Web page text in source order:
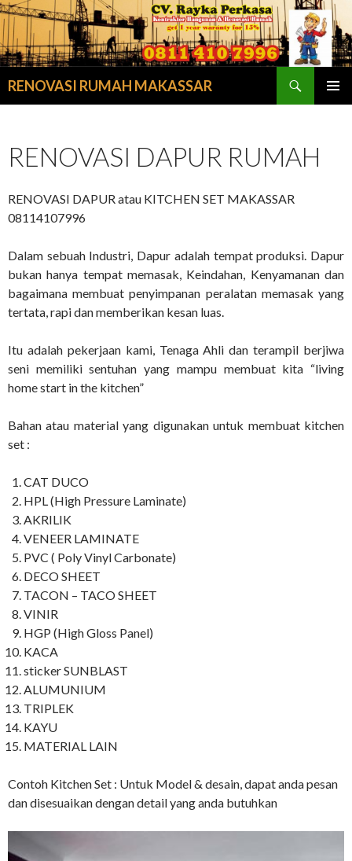
RENOVASI RUMAH MAKASSAR
RENOVASI DAPUR RUMAH
RENOVASI DAPUR atau KITCHEN SET MAKASSAR
08114107996
Dalam sebuah Industri, Dapur adalah tempat produksi. Dapur
bukan hanya tempat memasak, Keindahan, Kenyamanan dan
bagaimana membuat penyimpanan peralatan memasak yang
tertata, rapi dan memberikan kesan luas.
Itu adalah pekerjaan kami, Tenaga Ahli dan terampil berjiwa
seni memiliki sentuhan yang mampu membuat kita “living
home start in the kitchen”
Bahan atau material yang digunakan untuk membuat kitchen
set :
CAT DUCO
HPL (High Pressure Laminate)
AKRILIK
VENEER LAMINATE
PVC ( Poly Vinyl Carbonate)
DECO SHEET
TACON – TACO SHEET
VINIR
HGP (High Gloss Panel)
KACA
sticker SUNBLAST
ALUMUNIUM
TRIPLEK
KAYU
MATERIAL LAIN
Contoh Kitchen Set : Untuk Model & desain, dapat anda pesan
dan disesuaikan dengan detail yang anda butuhkan